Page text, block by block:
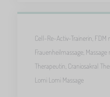
Cell-Re-Activ-Trainerin, FDM
Frauenheilmassage,
Therapeutin, Craniosakral
Lomi Lomi Massage